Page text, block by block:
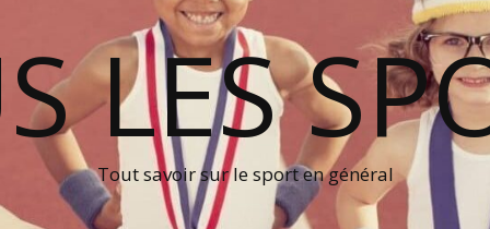
LES
Tout savoir sur le sport en général